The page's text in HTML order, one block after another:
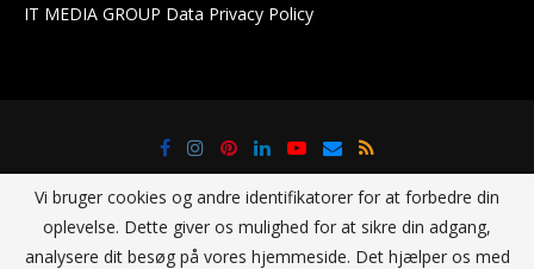
IT MEDIA GROUP Data Privacy Policy
Vi bruger cookies og andre identifikatorer for at forbedre din
oplevelse. Dette giver os mulighed for at sikre din adgang,
analysere dit besøg på vores hjemmeside. Det hjælper os med